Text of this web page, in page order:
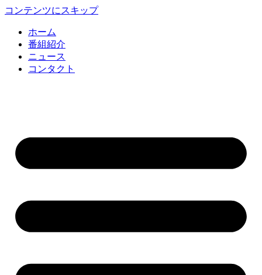
コンテンツにスキップ
ホーム
番組紹介
ニュース
コンタクト